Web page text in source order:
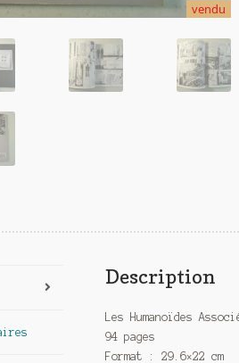
vendu
Description
Les Humanoïdes
94 pages
Format : 29.6×22 cm